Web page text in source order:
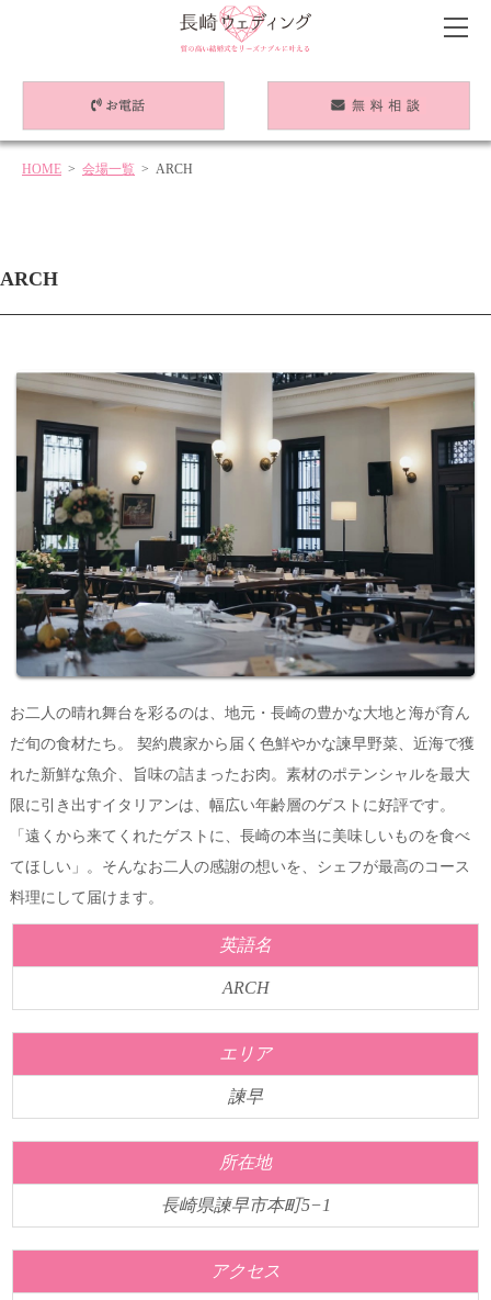
HOME > 会場一覧 > ARCH
ARCH
お二人の晴れ舞台を彩るのは、地元・長崎の豊かな大地と海が育ん
だ旬の食材たち。 契約農家から届く色鮮やかな諫早野菜、近海で獲
れた新鮮な魚介、旨味の詰まったお肉。素材のポテンシャルを最大
限に引き出すイタリアンは、幅広い年齢層のゲストに好評です。
「遠くから来てくれたゲストに、長崎の本当に美味しいものを食べ
てほしい」。そんなお二人の感謝の想いを、シェフが最高のコース
料理にして届けます。
英語名
ARCH
エリア
諫早
所在地
長崎県諫早市本町5−1
アクセス